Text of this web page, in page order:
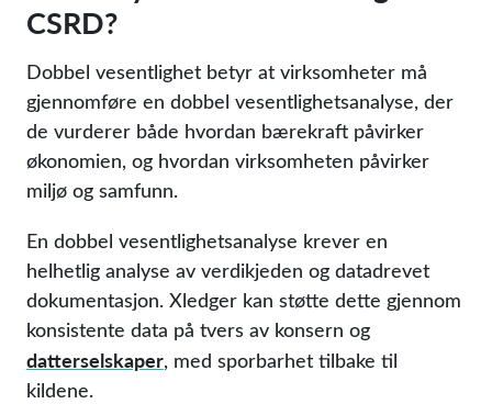
CSRD?
Dobbel vesentlighet betyr at virksomheter må
gjennomføre en dobbel vesentlighetsanalyse, der
de vurderer både hvordan bærekraft påvirker
økonomien, og hvordan virksomheten påvirker
miljø og samfunn.
En dobbel vesentlighetsanalyse krever en
helhetlig analyse av verdikjeden og datadrevet
dokumentasjon. Xledger kan støtte dette gjennom
konsistente data på tvers av konsern og
datterselskaper, med sporbarhet tilbake til
kildene.